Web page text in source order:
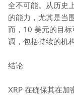
全不可能。从历史
的能力，尤其是当
而，10 美元的目
调，包括持续的机
结论
XRP 在确保其在加